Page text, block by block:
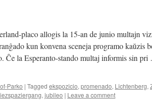
placo allogis la 15-an de junio multajn
kun konvena sceneja programo kaŭzis
Ĉe la Esperanto-stando multaj informis sin
Parko | Tagged ekspozicio, promenado, Lichtenberg,
, jubileo | Leave a comment